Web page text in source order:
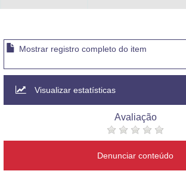
Mostrar registro completo do item
Visualizar estatísticas
Avaliação
Denunciar conteúdo